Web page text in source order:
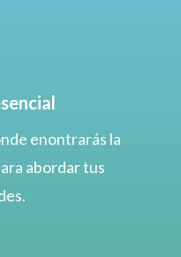
enontrarás la
abordar tus